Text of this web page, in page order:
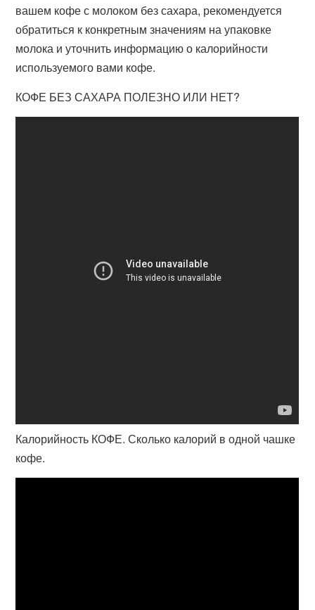
вашем кофе с молоком без сахара, рекомендуется
обратиться к конкретным значениям на упаковке
молока и уточнить информацию о калорийности
используемого вами кофе.
КОФЕ БЕЗ САХАРА ПОЛЕЗНО ИЛИ НЕТ?
Калорийность КОФЕ. Сколько калорий в одной чашке
кофе.